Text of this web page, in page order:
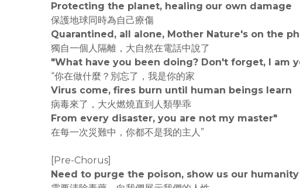
Protecting the planet, healing our own damage
保護地球同時為自己療傷
Quarantined, all alone, Mother Nature's on the
獨自一個人隔離，大自然在電話中說了
"What have you been doing? Don't forget, I am
“你在做什麼？別忘了，我是你的家
Virus come, fires burn until human beings learn
病毒來了，大火燃燒直到人類學乖
From every disaster, you are not my master"
在每一次災難中，你都不是我的主人”
[Pre-Chorus]
Need to purge the poison, show us our humanity